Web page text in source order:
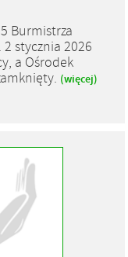
Burmistrza
stycznia 2026
a Ośrodek
(więcej)